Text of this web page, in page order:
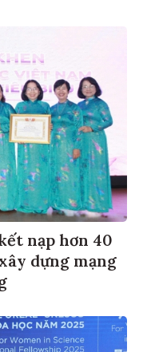
nạp hơn 40
dựng mạng